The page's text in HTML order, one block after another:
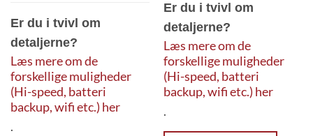
Er du i tvivl om
detaljerne?
Læs mere om de
forskellige muligheder
(Hi-speed, batteri
backup, wifi etc.) her
.
Er du i tvivl om
detaljerne?
Læs mere om de
forskellige muligheder
(Hi-speed, batteri
backup, wifi etc.) her
.